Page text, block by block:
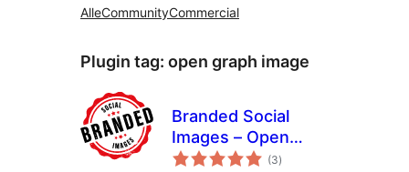
AlleCommunityCommercial
Plugin tag: open graph image
Branded Social
Images – Open
Graph Images with
(3totaal
waarderingen
)